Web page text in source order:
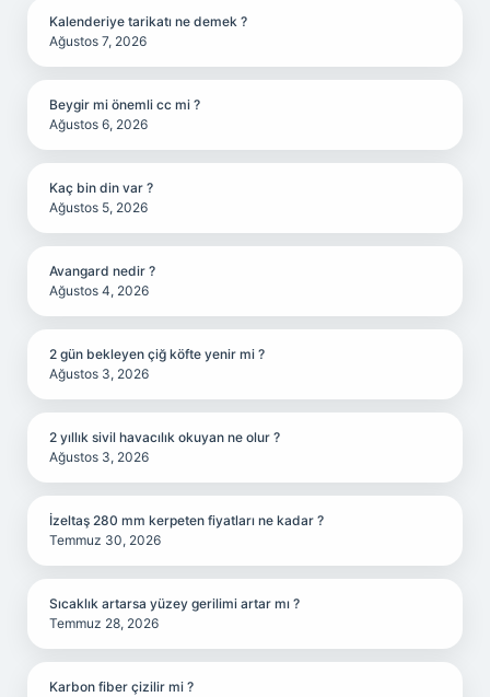
Kalenderiye tarikatı ne demek ?
Ağustos 7, 2026
Beygir mi önemli cc mi ?
Ağustos 6, 2026
Kaç bin din var ?
Ağustos 5, 2026
Avangard nedir ?
Ağustos 4, 2026
2 gün bekleyen çiğ köfte yenir mi ?
Ağustos 3, 2026
2 yıllık sivil havacılık okuyan ne olur ?
Ağustos 3, 2026
İzeltaş 280 mm kerpeten fiyatları ne kadar ?
Temmuz 30, 2026
Sıcaklık artarsa yüzey gerilimi artar mı ?
Temmuz 28, 2026
Karbon fiber çizilir mi ?